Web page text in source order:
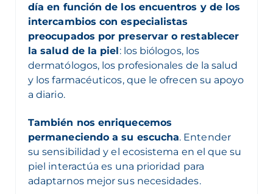
día en función de los encuentros y de los
intercambios con especialistas
preocupados por preservar o restablecer
la salud de la piel: los biólogos, los
dermatólogos, los profesionales de la salud
y los farmacéuticos, que le ofrecen su apoyo
a diario.
También nos enriquecemos
permaneciendo a su escucha. Entender
su sensibilidad y el ecosistema en el que su
piel interactúa es una prioridad para
adaptarnos mejor sus necesidades.